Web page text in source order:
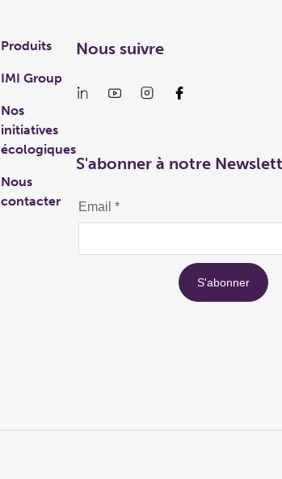
Produits
IMI Group
Nos
initiatives
écologiques
Nous
contacter
Nous suivre
S'abonner à notre